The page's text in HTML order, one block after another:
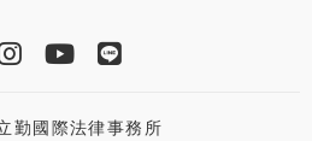
勤國際法律事務所